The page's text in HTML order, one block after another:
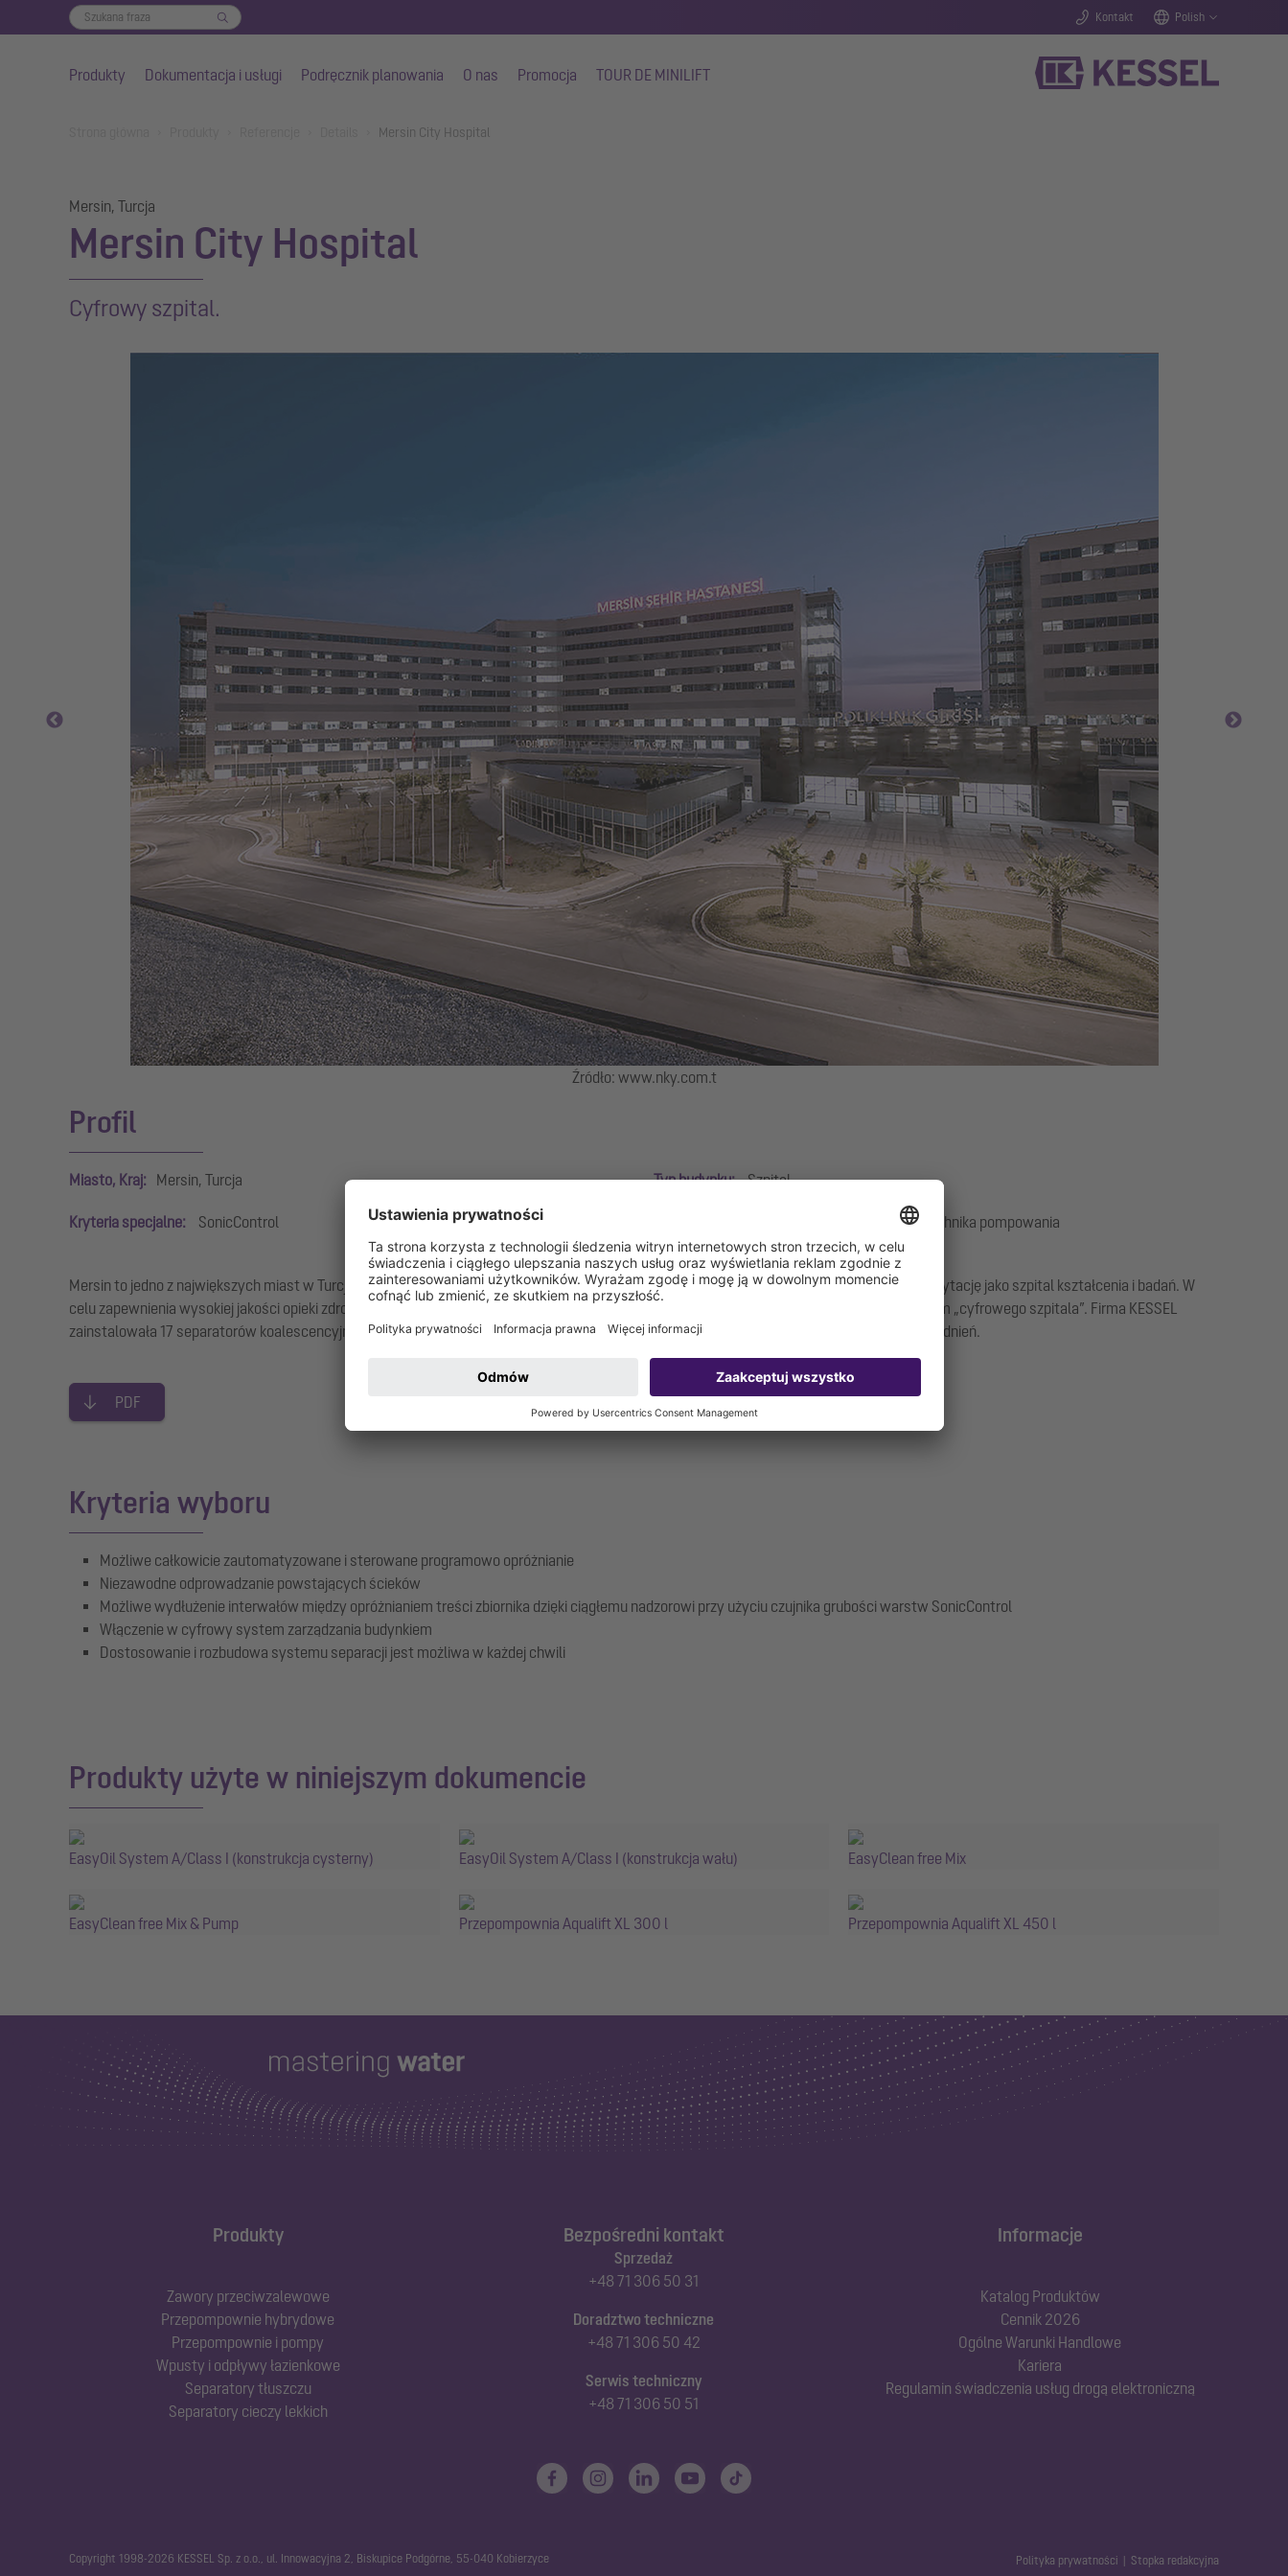
Kontakt Polish
Produkty Dokumentacja i usługi Podręcznik planowania O nas Promocja TOUR DE MINILIFT
Mersin City Hospital
Mersin, Turcja
Mersin City Hospital
Cyfrowy szpital.
Źródło: www.nky.com.t
Profil
Miasto, Kraj: Mersin, Turcja Typ budynku: Szpital
Kryteria specjalne: SonicControl Technika separowania, Technika pompowania
Mersin to jedno z największych miast w Turcji. Szpital w nim jest wiodącą instytucją w zakresie kształcenia medycznego oraz otrzymał akredytację jako szpital kształcenia i badań. W
celu zapewnienia wysokiej jakości opieki zdrowotnej szpital stawia na cyfrowe zarządzanie budynkiem i opieką, dlatego określany jest mianem „cyfrowego szpitala”. Firma KESSEL
zainstalowała 17 separatorów koalescencyjnych EasyOil i siedem separatorów tłuszczu EasyClean free, aby zapewnić eksploatację bez utrudnień.
PDF
Kryteria wyboru
Możliwe całkowicie zautomatyzowane i sterowane programowo opróżnianie
Niezawodne odprowadzanie powstających ścieków
Możliwe wydłużenie interwałów między opróżnianiem treści zbiornika dzięki ciągłemu nadzorowi przy użyciu czujnika grubości warstw SonicControl
Włączenie w cyfrowy system zarządzania budynkiem
Dostosowanie i rozbudowa systemu separacji jest możliwa w każdej chwili
Produkty użyte w niniejszym dokumencie
EasyOil System A/Class I (konstrukcja cysterny) EasyOil System A/Class I (konstrukcja wału) EasyClean free Mix
EasyClean free Mix & Pump Przepompownia Aqualift XL 300 l Przepompownia Aqualift XL 450 l
Produkty
Zawory przeciwzalewowe
Przepompownie hybrydowe
Przepompownie i pompy
Wpusty i odpływy łazienkowe
Separatory tłuszczu
Separatory cieczy lekkich
Bezpośredni kontakt
Sprzedaż
+48 71 306 50 31
Doradztwo techniczne
+48 71 306 50 42
Serwis techniczny
+48 71 306 50 51
Informacje
Katalog Produktów
Cennik 2026
Ogólne Warunki Handlowe
Kariera
Regulamin świadczenia usług drogą elektroniczną
Copyright 1998-2026 KESSEL Sp. z o.o., ul. Innowacyjna 2, Biskupice Podgórne, 55-040 Kobierzyce Polityka prywatności Stopka redakcyjna